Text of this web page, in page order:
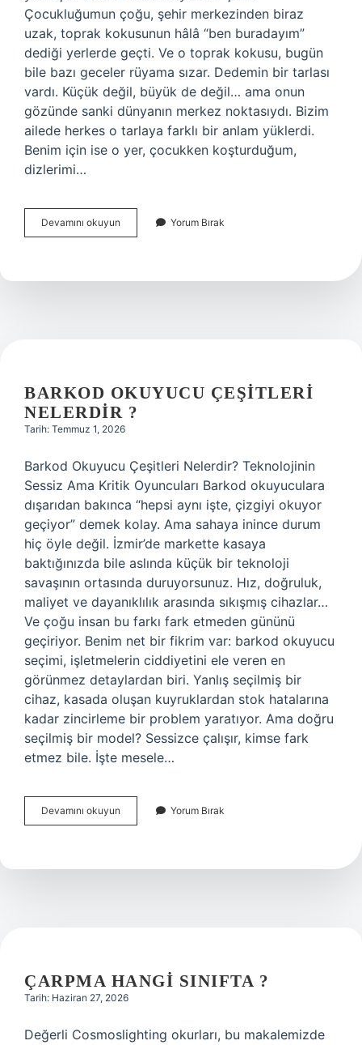
Çocukluğumun çoğu, şehir merkezinden biraz
uzak, toprak kokusunun hâlâ “ben buradayım”
dediği yerlerde geçti. Ve o toprak kokusu, bugün
bile bazı geceler rüyama sızar. Dedemin bir tarlası
vardı. Küçük değil, büyük de değil… ama onun
gözünde sanki dünyanın merkez noktasıydı. Bizim
ailede herkes o tarlaya farklı bir anlam yüklerdi.
Benim için ise o yer, çocukken koşturduğum,
dizlerimi…
Devamını okuyun
tarla
kaça
Yorum Bırak
BARKOD OKUYUCU ÇEŞITLERI
NELERDIR ?
Tarih: Temmuz 1, 2026
Barkod Okuyucu Çeşitleri Nelerdir? Teknolojinin
Sessiz Ama Kritik Oyuncuları Barkod okuyuculara
dışarıdan bakınca “hepsi aynı işte, çizgiyi okuyor
geçiyor” demek kolay. Ama sahaya inince durum
hiç öyle değil. İzmir’de markette kasaya
baktığınızda bile aslında küçük bir teknoloji
savaşının ortasında duruyorsunuz. Hız, doğruluk,
maliyet ve dayanıklılık arasında sıkışmış cihazlar…
Ve çoğu insan bu farkı fark etmeden gününü
geçiriyor. Benim net bir fikrim var: barkod okuyucu
seçimi, işletmelerin ciddiyetini ele veren en
görünmez detaylardan biri. Yanlış seçilmiş bir
cihaz, kasada oluşan kuyruklardan stok hatalarına
kadar zincirleme bir problem yaratıyor. Ama doğru
seçilmiş bir model? Sessizce çalışır, kimse fark
etmez bile. İşte mesele…
Devamını okuyun
okuyucu
?
Yorum Bırak
ÇARPMA HANGI SINIFTA ?
Tarih: Haziran 27, 2026
Değerli Cosmoslighting okurları, bu makalemizde